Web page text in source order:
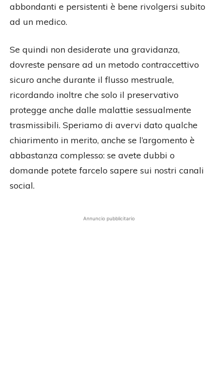
abbondanti e persistenti è bene rivolgersi subito
ad un medico.
Se quindi non desiderate una gravidanza,
dovreste pensare ad un metodo contraccettivo
sicuro anche durante il flusso mestruale,
ricordando inoltre che solo il preservativo
protegge anche dalle malattie sessualmente
trasmissibili. Speriamo di avervi dato qualche
chiarimento in merito, anche se l’argomento è
abbastanza complesso: se avete dubbi o
domande potete farcelo sapere sui nostri canali
social.
Annuncio pubblicitario